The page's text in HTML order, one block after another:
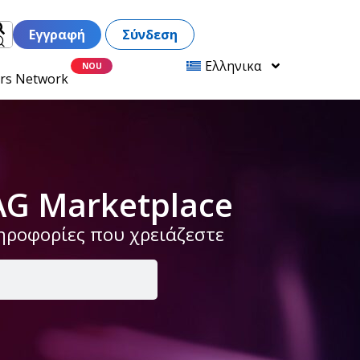
Εγγραφή Σύνδεση
Network
Ελληνικα
Marketplace
που χρειάζεστε